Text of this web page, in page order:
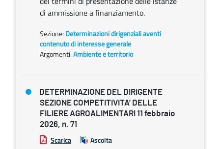
di ammissione a finanziamento.
Sezione: Determinazioni dirigenziali aventi
contenuto di interesse generale
Argomenti:Ambiente e territorio
DETERMINAZIONE DEL DIRIGENTE
SEZIONE COMPETITIVITA’ DELLE
FILIERE AGROALIMENTARI 11 febbraio
2026, n. 71
Scarica Ascolta